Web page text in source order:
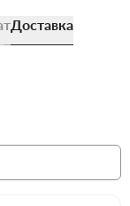
Доставка